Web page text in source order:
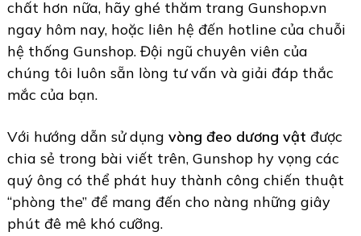
chất hơn nữa, hãy ghé thăm trang Gunshop.vn
ngay hôm nay, hoặc liên hệ đến hotline của chuỗi
hệ thống Gunshop. Đội ngũ chuyên viên của
chúng tôi luôn sẵn lòng tư vấn và giải đáp thắc
mắc của bạn.
Với hướng dẫn sử dụng vòng đeo dương vật được
chia sẻ trong bài viết trên, Gunshop hy vọng các
quý ông có thể phát huy thành công chiến thuật
“phòng the” để mang đến cho nàng những giây
phút đê mê khó cưỡng.